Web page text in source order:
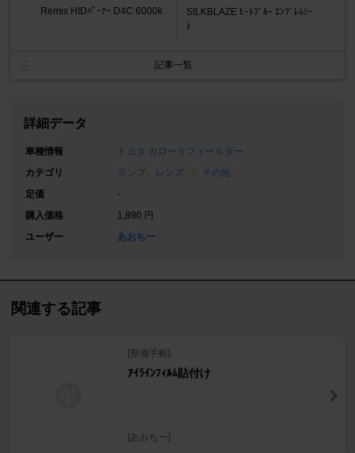
Remix HIDﾊﾞｰﾅｰ D4C 6000k
SILKBLAZE ﾋｰﾄﾌﾞﾙｰ ｴﾝﾌﾞﾚﾑｼｰ
ﾄ
記事一覧
詳細データ
車種情報
トヨタ カローラフィールダー
カテゴリ
ランプ、レンズ
その他
定価
-
購入価格
1,890 円
ユーザー
あおちー
関連する記事
[整備手帳]
ｱｲﾗｲﾝﾌｨﾙﾑ貼付け
[あおちー]